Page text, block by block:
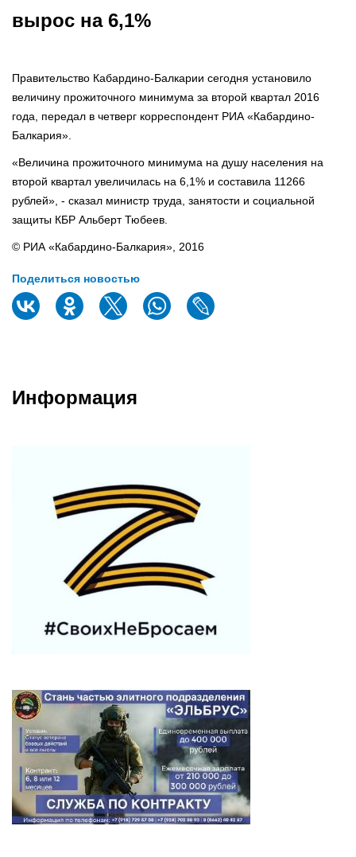
вырос на 6,1%
Правительство Кабардино-Балкарии сегодня установило
величину прожиточного минимума за второй квартал 2016
года, передал в четверг корреспондент РИА «Кабардино-
Балкария».
«Величина прожиточного минимума на душу населения на
второй квартал увеличилась на 6,1% и составила 11266
рублей», - сказал министр труда, занятости и социальной
защиты КБР Альберт Тюбеев.
© РИА «Кабардино-Балкария», 2016
Поделиться новостью
Информация